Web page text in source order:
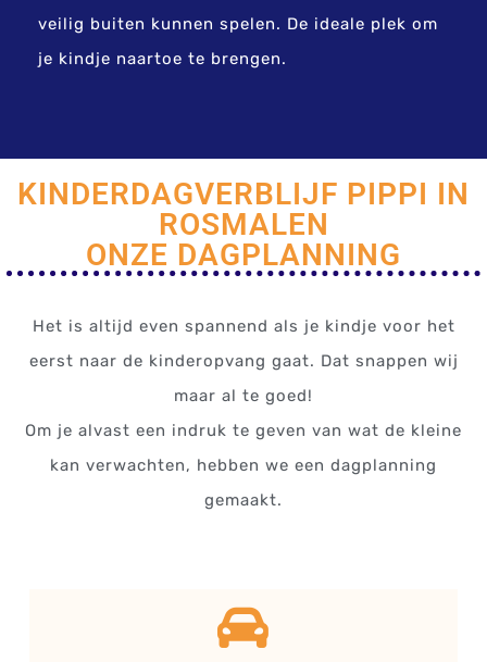
veilig buiten kunnen spelen. De ideale plek om
je kindje naartoe te brengen.
KINDERDAGVERBLIJF PIPPI IN
ROSMALEN
ONZE DAGPLANNING
Het is altijd even spannend als je kindje voor het
eerst naar de kinderopvang gaat. Dat snappen wij
maar al te goed!
Om je alvast een indruk te geven van wat de kleine
kan verwachten, hebben we een dagplanning
gemaakt.